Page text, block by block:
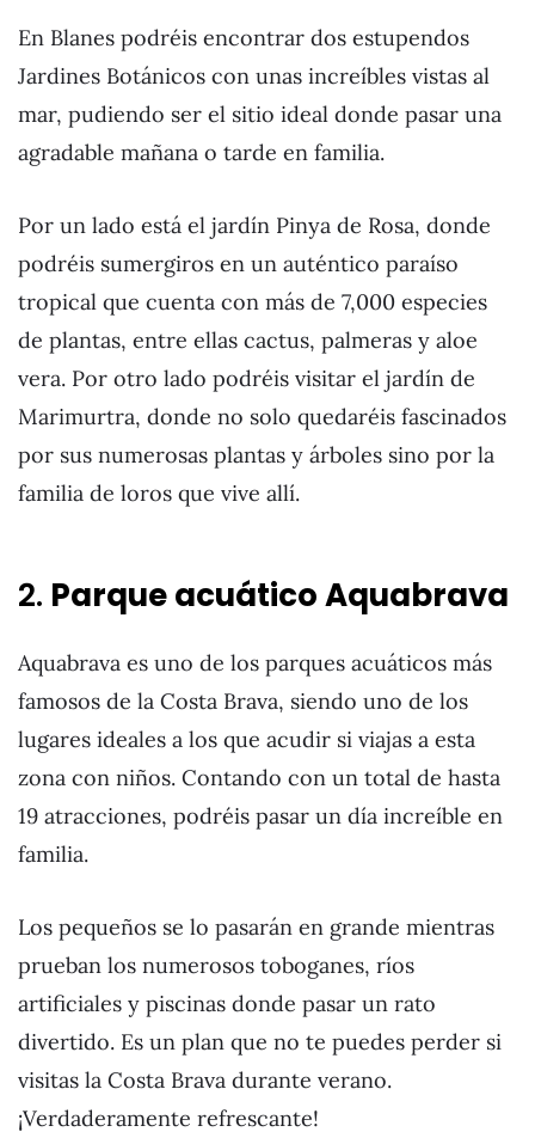
En Blanes podréis encontrar dos estupendos
Jardines Botánicos con unas increíbles vistas al
mar, pudiendo ser el sitio ideal donde pasar una
agradable mañana o tarde en familia.
Por un lado está el jardín Pinya de Rosa, donde
podréis sumergiros en un auténtico paraíso
tropical que cuenta con más de 7,000 especies
de plantas, entre ellas cactus, palmeras y aloe
vera. Por otro lado podréis visitar el jardín de
Marimurtra, donde no solo quedaréis fascinados
por sus numerosas plantas y árboles sino por la
familia de loros que vive allí.
2. Parque acuático Aquabrava
Aquabrava es uno de los parques acuáticos más
famosos de la Costa Brava, siendo uno de los
lugares ideales a los que acudir si viajas a esta
zona con niños. Contando con un total de hasta
19 atracciones, podréis pasar un día increíble en
familia.
Los pequeños se lo pasarán en grande mientras
prueban los numerosos toboganes, ríos
artificiales y piscinas donde pasar un rato
divertido. Es un plan que no te puedes perder si
visitas la Costa Brava durante verano.
¡Verdaderamente refrescante!